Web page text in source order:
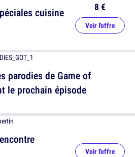
parodies de Game of
le prochain épisode
cuisine 8 €
Voir l'offre
Voir l'offre